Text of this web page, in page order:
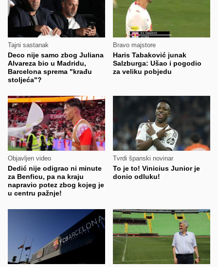
Tajni sastanak
Deco nije samo zbog Juliana
Alvareza bio u Madridu,
Barcelona sprema "krađu
stoljeća"?
Bravo majstore
Haris Tabaković junak
Salzburga: Ušao i pogodio
za veliku pobjedu
Objavljen video
Dedić nije odigrao ni minute
za Benficu, pa na kraju
napravio potez zbog kojeg je
u centru pažnje!
Tvrdi španski novinar
To je to! Vinicius Junior je
donio odluku!